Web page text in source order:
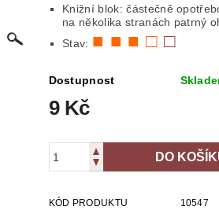
MÍSTOPIS NÁBOŽENSTVÍ
SLOVNÍKY
ZOOLOGIE ZPĚVNÍKY, NOTY
Knižní blok: částečně
na několika stranách patrný
Stav: ■ ■ ■ □ □
Dostupnost
9 Kč
KÓD PRODUKTU
10547